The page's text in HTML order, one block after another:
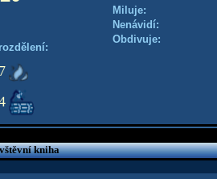
7
Miluje:
Nenávidí:
Obdivuje:
kniha